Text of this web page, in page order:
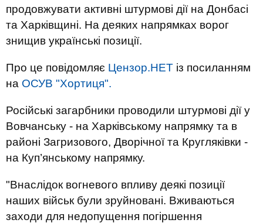
продовжувати активні штурмові дії на Донбасі
та Харківщині. На деяких напрямках ворог
знищив українські позиції.
Про це повідомляє Цензор.НЕТ із посиланням
на ОСУВ "Хортиця".
Російські загарбники проводили штурмові дії у
Вовчанську - на Харківському напрямку та в
районі Загризового, Дворічної та Кругляківки -
на Куп’янському напрямку.
"Внаслідок вогневого впливу деякі позиції
наших військ були зруйновані. Вживаються
заходи для недопущення погіршення